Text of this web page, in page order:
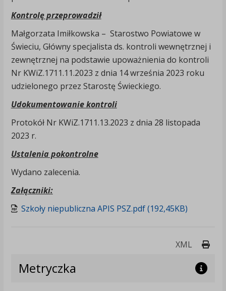
Kontrolę przeprowadził
Małgorzata Imiłkowska – Starostwo Powiatowe w
Świeciu, Główny specjalista ds. kontroli wewnętrznej i
zewnętrznej na podstawie upoważnienia do kontroli
Nr KWiZ.1711.11.2023 z dnia 14 września 2023 roku
udzielonego przez Starostę Świeckiego.
Udokumentowanie kontroli
Protokół Nr KWiZ.1711.13.2023 z dnia 28 listopada
2023 r.
Ustalenia pokontrolne
Wydano zalecenia.
Załączniki:
Szkoły niepubliczna APIS PSZ.pdf (192,45KB)
XML
Metryczka